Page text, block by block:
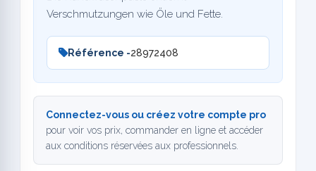
Verschmutzungen wie Öle und Fette.
Référence -28972408
Connectez-vous ou créez votre compte pro
pour voir vos prix, commander en ligne et accéder
aux conditions réservées aux professionnels.